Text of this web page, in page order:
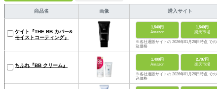
商品名 画像 購入サイト
ケイト『THE BB カバー&
モイストコーティング』
1,540円
Amazon
1,540円
楽天市場
※各社通販サイトの 2026年01月26日時点 での税
込価格
ちふれ『BB クリーム』
1,400円
Amazon
2,787円
楽天市場
※各社通販サイトの 2026年01月26日時点 での税
込価格